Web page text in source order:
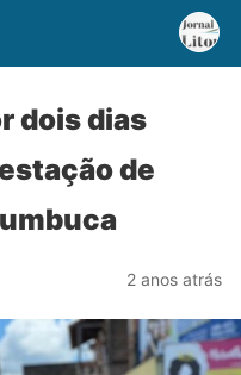
dois dias
de
2 anos atrás